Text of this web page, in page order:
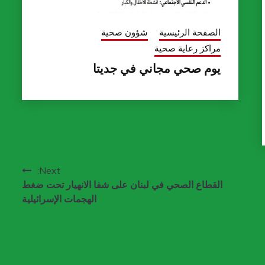
الصفحة الرئيسية
شؤون صحية
مراكز رعاية صحية
يوم صحي مجاني في جديتا
Next:
القطاع الصحي في لبنان على شفا الانهيار تحت ضغط
الهجمات الإسرائيلية